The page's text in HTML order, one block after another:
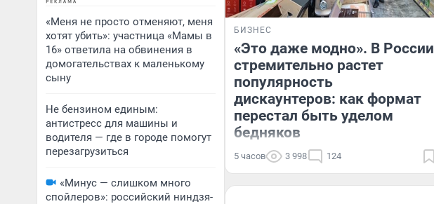
«Меня не просто отменяют, меня
хотят убить»: участница «Мамы в
16» ответила на обвинения в
домогательствах к маленькому
сыну
Не бензином единым:
антистресс для машины и
водителя — где в городе помогут
перезагрузиться
«Минус — слишком много
спойлеров»: российский ниндзя-
БИЗНЕС
«Это даже модно». В России
стремительно растет
популярность
дискаунтеров: как формат
перестал быть уделом
бедняков
5 часов 3 998 124